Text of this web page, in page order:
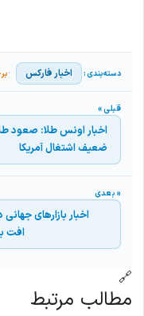
اخبار فارکس
ضعیف اشتغال آمریکا
اخبار بازارهای
افت
🔗
مطالب مرتبط